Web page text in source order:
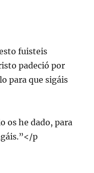
fuisteis
padeció por
para que sigáis
os he dado, para
p